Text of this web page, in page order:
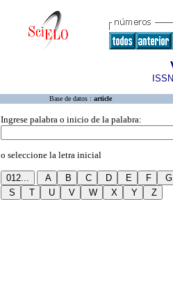
Base de datos : article
Ingrese palabra o inicio de la palabra:
o seleccione la letra inicial